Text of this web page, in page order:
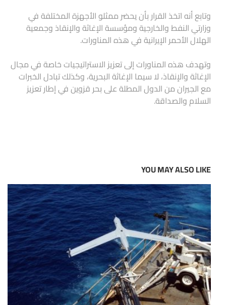
وتابع أنه اتخذ القرار بأن يحضر ممثلو الأجهزة المختلفة في
وزارتي النفط والخارجية ومؤسسة الإغاثة والإنقاذ وجمعية
الهلال الأحمر الإيرانية في هذه المناورات.
وتهدف هذه المناورات إلى تعزيز الاستراتيجيات خاصة في مجال
الإغاثة والإنقاذ، لا سيما الإغاثة البحرية، وكذلك تبادل الخبرات
مع الجيران من الدول المطلة على بحر قزوين في إطار تعزيز
السلام والصداقة.
YOU MAY ALSO LIKE